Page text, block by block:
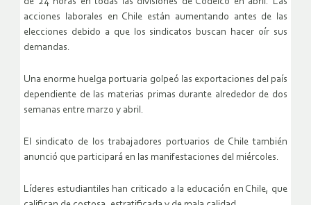
acciones laborales en Chile están aumentando antes de las
elecciones debido a que los sindicatos buscan hacer oír sus
demandas.
Una enorme huelga portuaria golpeó las exportaciones del país
dependiente de las materias primas durante alrededor de dos
semanas entre marzo y abril.
El sindicato de los trabajadores portuarios de Chile también
anunció que participará en las manifestaciones del miércoles.
Líderes estudiantiles han criticado a la educación en Chile, que